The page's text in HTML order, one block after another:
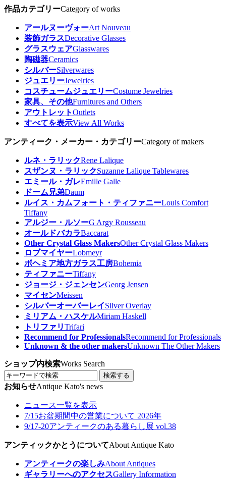
作品カテゴリーCategory of works
アールヌーヴォーArt Nouveau
装飾ガラスDecorative Glasses
グラスウェアGlasswares
陶磁器Ceramics
シルバーSilverwares
ジュエリーJewelries
コスチュームジュエリーCostume Jewelries
家具、その他Furnitures and Others
アウトレットOutlets
すべてを表示View All Works
アンティーク・メーカー・カテゴリーCategory of makers
ルネ・ラリックRene Lalique
スザンヌ・ラリックSuzanne Lalique Tablewares
エミール・ガレEmille Galle
ドーム兄弟Daum
ルイス・カムフォート・ティファニーLouis Comfort
Tiffany
アルジー・ルソーG Argy Rousseau
オールドバカラBaccarat
Other Crystal Glass MakersOther Crystal Glass Makers
ロブマイヤーLobmeyr
ボヘミア地方ガラス工房Bohemia
ティファニーTiffany
ジョージ・ジェンセンGeorg Jensen
マイセンMeissen
シルバーオーバーレイSilver Overlay
ミリアム・ハスケルMiriam Haskell
トリファリTrifari
Recommend for ProfessionalsRecommend for Professionals
Unknown & the other makersUnknown The Other Makers
ショップ内検索Works Search
検索する
お知らせAntique Kato's news
ニュース一覧を表示
7/15お盆期間中の営業について 2026年
9/17-20アンティークのある暮らし展 vol.38
アンティックかとうについてAbout Antique Kato
アンティークの楽しみAbout Antiques
ギャラリーへのアクセスGallery Information